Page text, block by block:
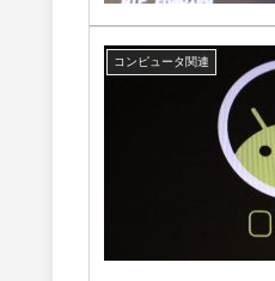
コンピュータ関連